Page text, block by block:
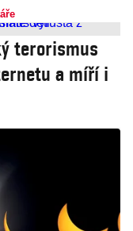
terorismus
a míří i